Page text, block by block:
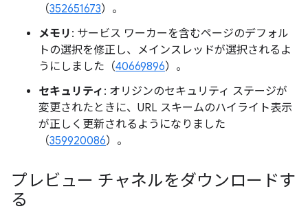
（352651673）。
メモリ : サービス ワーカーを含むページのデフォル
トの選択を修正し、メインスレッドが選択されるよ
うにしました（40669896）。
セキュリティ : オリジンのセキュリティ ステージが
変更されたときに、URL スキームのハイライト表示
が正しく更新されるようになりました
（359920086）。
プレビュー チャネルをダウンロードす
る